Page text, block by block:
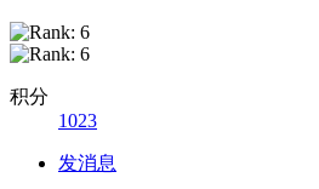
积分
1023
发消息